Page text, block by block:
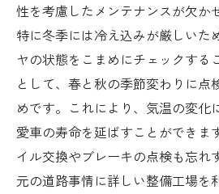
性を考慮したメンテナンスが欠か
特に冬季には冷え込みが厳しいた
ヤの状態をこまめにチェックする
として、春と秋の季節変わりに点
めです。これにより、気温の変化
愛車の寿命を延ばすことができま
イル交換やブレーキの点検も忘れ
元の道路事情に詳しい整備工場を